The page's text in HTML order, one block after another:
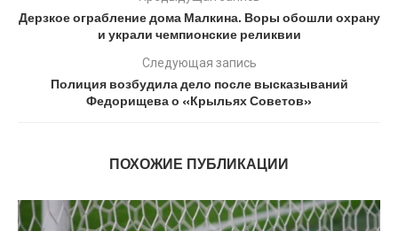
Дерзкое ограбление дома Малкина. Воры обошли охрану
и украли чемпионские реликвии
Следующая запись
Полиция возбудила дело после высказываний
Федорищева о «Крыльях Советов»
ПОХОЖИЕ ПУБЛИКАЦИИ